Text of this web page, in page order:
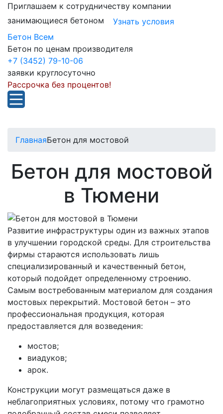
Приглашаем к сотрудничеству компании
занимающиеся бетоном
Узнать условия
Бетон Всем
Бетон по ценам производителя
+7 (3452) 79-10-06
заявки круглосуточно
Рассрочка без процентов!
ГлавнаяБетон для мостовой
Бетон для мостовой
в Тюмени
Развитие инфраструктуры один из важных этапов
в улучшении городской среды. Для строительства
фирмы стараются использовать лишь
специализированный и качественный бетон,
который подойдет определенному строению.
Самым востребованным материалом для создания
мостовых перекрытий. Мостовой бетон – это
профессиональная продукция, которая
предоставляется для возведения:
мостов;
виадуков;
арок.
Конструкции могут размещаться даже в
неблагоприятных условиях, потому что грамотно